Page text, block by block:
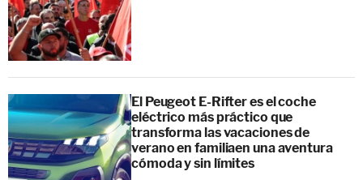
El Peugeot E-Rifter es el coche
eléctrico más práctico que
transforma las vacaciones de
verano en familiaen una aventura
cómoda y sin límites